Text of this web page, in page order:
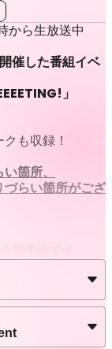
Streaming
から生放送中
催した番組イベ
」
も収録！
箇所、
らい箇所がござ
予定です